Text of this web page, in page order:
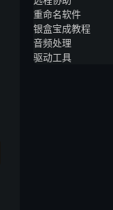
重命名软件
银盒宝成教程
音频处理
驱动工具